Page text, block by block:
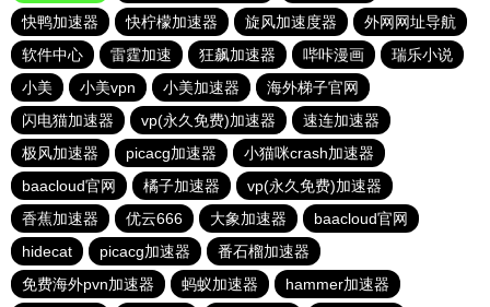
快鸭加速器
快柠檬加速器 旋风加速度器
外网网址导航
软件中心
雷霆加速 狂飙加速器 哔咔漫画
瑞乐小说
小美
小美vpn 小美加速器
海外梯子官网
闪电猫加速器
vp(永久免费)加速器
速连加速器
极风加速器
picacg加速器
小猫咪crash加速器
baacloud官网
橘子加速器
vp(永久免费)加速器
香蕉加速器
优云666 大象加速器
baacloud官网
hidecat
picacg加速器
番石榴加速器
免费海外pvn加速器
蚂蚁加速器
hammer加速器